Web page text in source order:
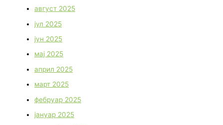
август 2025
јул 2025
јун 2025
мај 2025
април 2025
март 2025
фебруар 2025
јануар 2025